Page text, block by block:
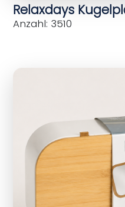
Relaxdays
Anzahl: 3510